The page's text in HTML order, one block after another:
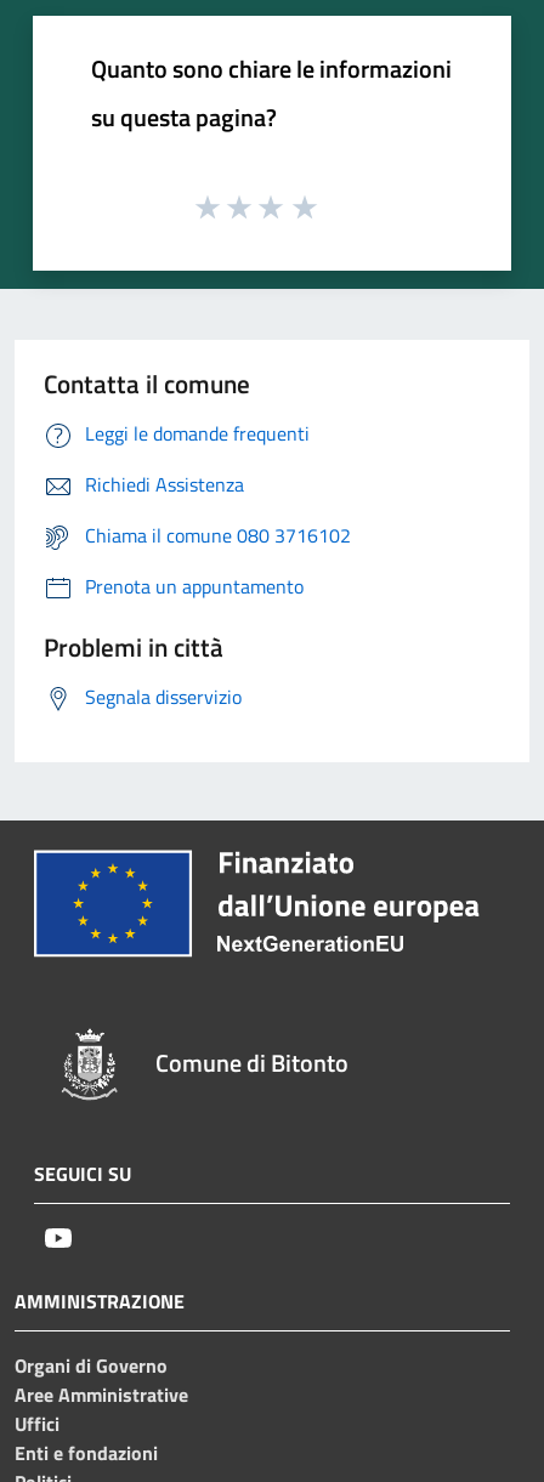
Quanto sono chiare le informazioni
su questa pagina?
Contatta il comune
Leggi le domande frequenti
Richiedi Assistenza
Chiama il comune 080 3716102
Prenota un appuntamento
Problemi in città
Segnala disservizio
Comune di Bitonto
SEGUICI SU
AMMINISTRAZIONE
Organi di Governo
Aree Amministrative
Uffici
Enti e fondazioni